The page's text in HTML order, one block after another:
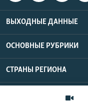
ВЫХОДНЫЕ ДАННЫЕ
ОСНОВНЫЕ РУБРИКИ
СТРАНЫ РЕГИОНА
Азаттык Азия ©